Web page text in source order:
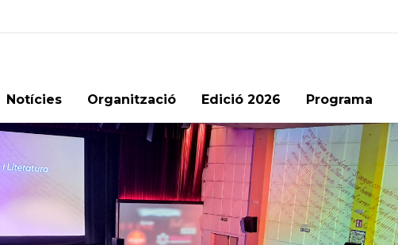
Notícies Organització Edició 2026 Programa